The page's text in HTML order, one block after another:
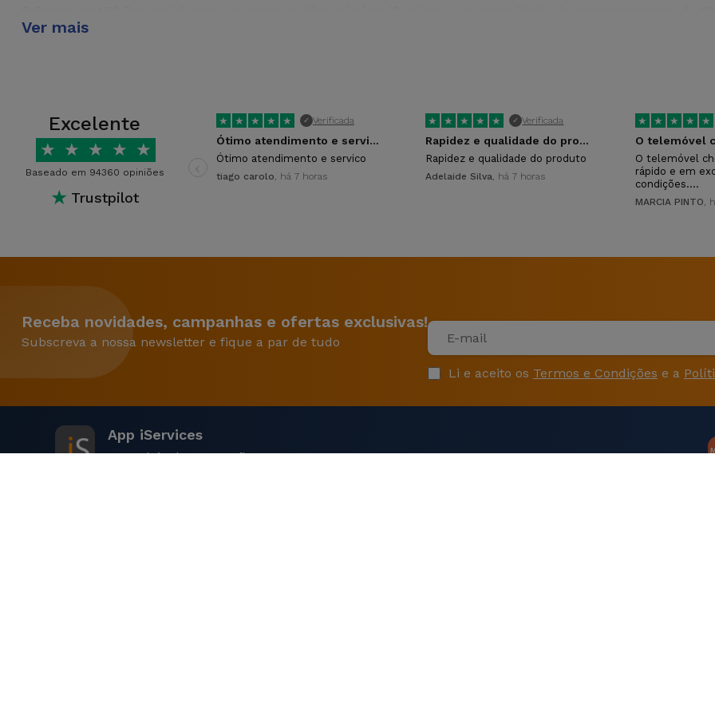
Ver mais
Excelente
★ ★ ★ ★ ★
Baseado em 94360 opiniões
★ Trustpilot
★ ★ ★ ★ ★ ✓ Verificada
Ótimo atendimento e servico
Ótimo atendimento e servico
tiago carolo, há 7 horas
★ ★ ★ ★ ★ ✓ Verificada
Rapidez e qualidade do produto
Rapidez e qualidade do produto
Adelaide Silva, há 7 horas
★ ★ ★ ★ ★
O telemóvel
rápido e em
condições.…
MARCIA PINTO,
Receba novidades, campanhas e ofertas exclusivas!
Subscreva a nossa newsletter e fique a par de tudo
Li e aceito os Termos e Condições e a
App iServices
A sua loja de reparação